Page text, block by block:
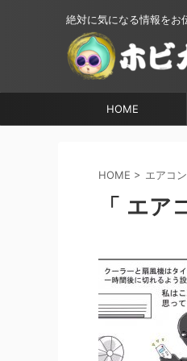
絶対に気になる情報をお
HOME
HOME > エアコン
「 エア